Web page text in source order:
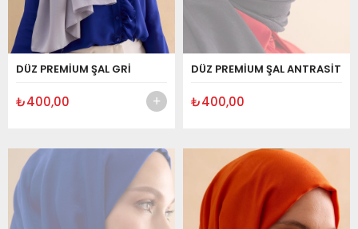
DÜZ PREMİUM ŞAL GRİ
₺400,00
DÜZ PREMİUM ŞAL ANTRASİT
₺400,00